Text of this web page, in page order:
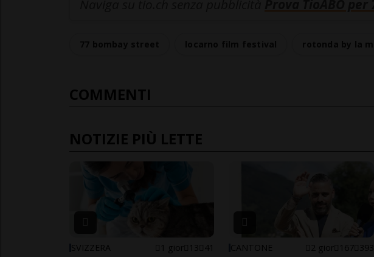
COMMENTI
NOTIZIE PIÙ LETTE
SVIZZERA 1 gior 13 41 CANTONE 2 gior 167 393